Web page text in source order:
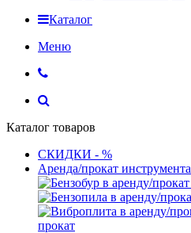
Каталог
Меню
Каталог товаров
СКИДКИ - %
Аренда/прокат инструмента
прокат